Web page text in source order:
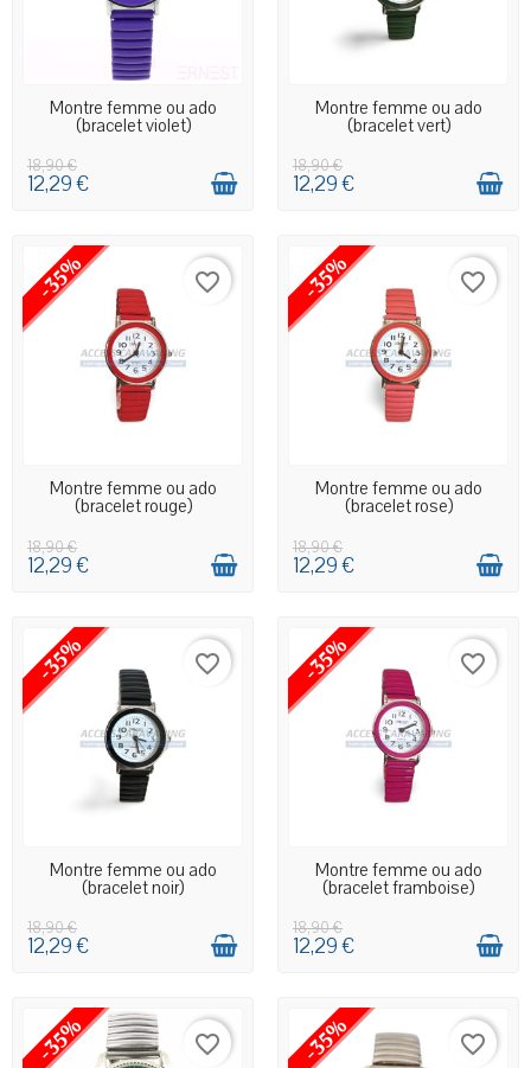
EN STOCK MAGASIN
Montre femme ou ado
(bracelet violet)
18,90 €
12,29 €
EN STOCK MAGASIN
Montre femme ou ado
(bracelet vert)
18,90 €
12,29 €
-35%
EN STOCK MAGASIN
favorite_border
Montre femme ou ado
(bracelet rouge)
18,90 €
12,29 €
-35%
EN STOCK MAGASIN
favorite_border
Montre femme ou ado
(bracelet rose)
18,90 €
12,29 €
-35%
EN STOCK MAGASIN
favorite_border
Montre femme ou ado
(bracelet noir)
18,90 €
12,29 €
-35%
EN STOCK MAGASIN
favorite_border
Montre femme ou ado
(bracelet framboise)
18,90 €
12,29 €
-35% favorite_border -35% favorite_border